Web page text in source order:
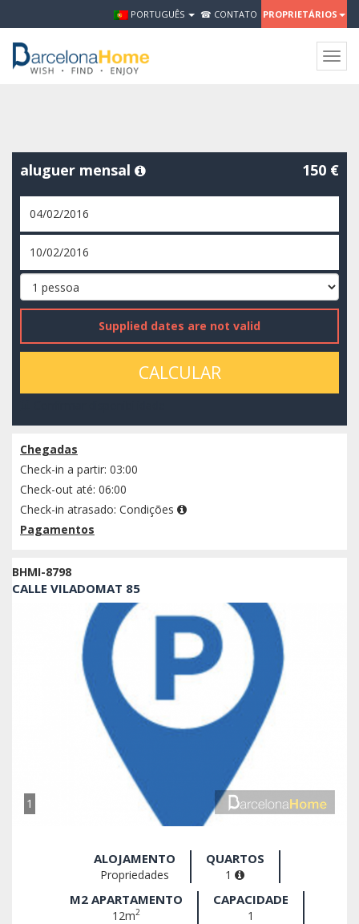
PORTUGUÊS ☎ CONTATO PROPRIETÁRIOS
aluguer mensal 150 €
Supplied dates are not valid
CALCULAR
Chegadas
Check-in a partir: 03:00
Check-out até: 06:00
Check-in atrasado: Condições
Pagamentos
BHMI-8798
CALLE VILADOMAT 85
1
ALOJAMENTO
Propriedades
QUARTOS
1
M2 APARTAMENTO
12m2
CAPACIDADE
1